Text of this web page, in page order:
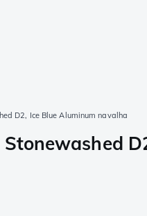
D2, Ice Blue Aluminum navalha